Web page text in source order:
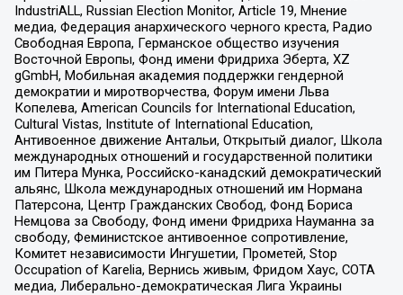
IndustriALL, Russian Election Monitor, Article 19, Мнение
медиа, Федерация анархического черного креста, Радио
Свободная Европа, Германское общество изучения
Восточной Европы, Фонд имени Фридриха Эберта, XZ
gGmbH, Мобильная академия поддержки гендерной
демократии и миротворчества, Форум имени Льва
Копелева, American Councils for International Education,
Cultural Vistas, Institute of International Education,
Антивоенное движение Антальи, Открытый диалог, Школа
международных отношений и государственной политики
им Питера Мунка, Российско-канадский демократический
альянс, Школа международных отношений им Нормана
Патерсона, Центр Гражданских Свобод, Фонд Бориса
Немцова за Свободу, Фонд имени Фридриха Науманна за
свободу, Феминистское антивоенное сопротивление,
Комитет независимости Ингушетии, Прометей, Stop
Occupation of Karelia, Вернись живым, Фридом Хаус, СОТА
медиа, Либерально-демократическая Лига Украины